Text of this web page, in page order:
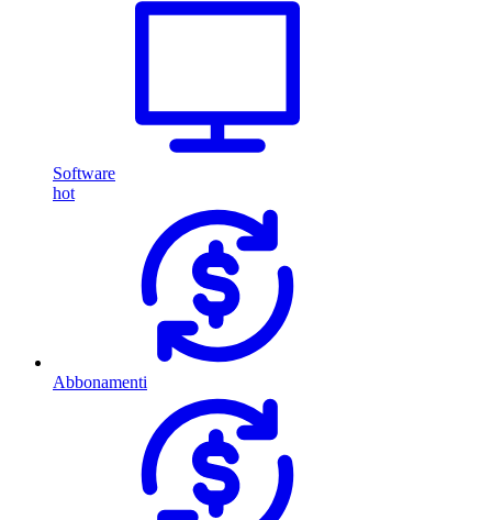
Software
hot
Abbonamenti